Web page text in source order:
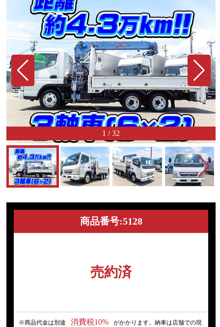
1 /32
商品番号:5128
売約済
※商品代金は別途 消費税10%
がかかります。納車は店舗での現